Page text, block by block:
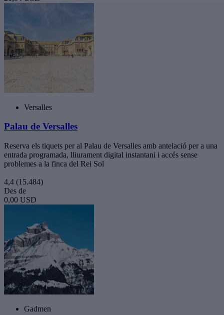
Versalles
Palau de Versalles
Reserva els tiquets per al Palau de Versalles amb antelació per a una
entrada programada, lliurament digital instantani i accés sense
problemes a la finca del Rei Sol
4,4 (15.484)
Des de
0,00 USD
Gadmen